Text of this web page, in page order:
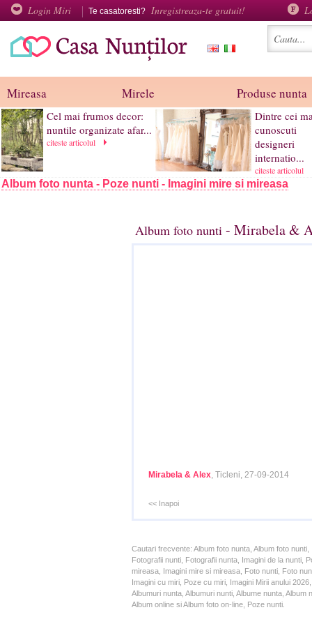
Login Miri Te casatoresti? Inregistreaza-te gratuit!
Mireasa Mirele Produse nunta
Cel mai frumos decor:
nuntile organizate afar...
citeste articolul
Dintre cei
cunoscuti
designeri
internatio...
citeste articolul
Album foto nunta - Poze nunti - Imagini mire si mireasa
Album foto nunti - Mirabela &
Mirabela & Alex, Ticleni, 27-09-2014
<< Inapoi
Cautari frecvente: Album foto nunta, Album foto
Fotografii nunti, Fotografii nunta, Imagini de la nunti,
mireasa, Imagini mire si mireasa, Foto nunti, Foto
Imagini cu miri, Poze cu miri, Imagini Mirii anului
Albumuri nunta, Albumuri nunti, Albume nunta,
Album online si Album foto on-line, Poze nunti.